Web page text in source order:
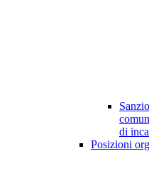
di
Posizioni